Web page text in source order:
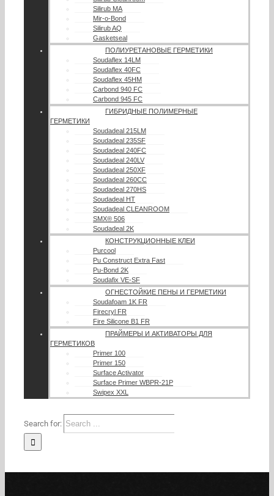
Silirub MA
Mir-o-Bond
Silirub AQ
Gasketseal
ПОЛИУРЕТАНОВЫЕ ГЕРМЕТИКИ
Soudaflex 14LM
Soudaflex 40FC
Soudaflex 45HM
Carbond 940 FC
Carbond 945 FC
ГИБРИДНЫЕ ПОЛИМЕРНЫЕ
ГЕРМЕТИКИ
Soudadeal 215LM
Soudadeal 235SF
Soudadeal 240FC
Soudadeal 240LV
Soudadeal 250XF
Soudadeal 260CC
Soudadeal 270HS
Soudadeal HT
Soudadeal CLEANROOM
SMX® 506
Soudadeal 2K
КОНСТРУКЦИОННЫЕ КЛЕИ
Purcool
Pu Construct Extra Fast
Pu-Bond 2K
Soudafix VE-SF
ОГНЕСТОЙКИЕ ПЕНЫ И ГЕРМЕТИКИ
Soudafoam 1K FR
Firecryl FR
Fire Silicone B1 FR
ПРАЙМЕРЫ И АКТИВАТОРЫ ДЛЯ
ГЕРМЕТИКОВ
Primer 100
Primer 150
Surface Activator
Surface Primer WBPR-21P
Swipex XXL
Search for: